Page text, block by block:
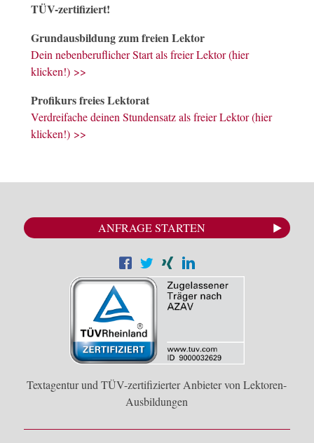
TÜV-zertifiziert!
Grundausbildung zum freien Lektor
Dein nebenberuflicher Start als freier Lektor (hier
klicken!) >>
Profikurs freies Lektorat
Verdreifache deinen Stundensatz als freier Lektor (hier
klicken!) >>
ANFRAGE STARTEN
Textagentur und TÜV-zertifizierter Anbieter von Lektoren-
Ausbildungen